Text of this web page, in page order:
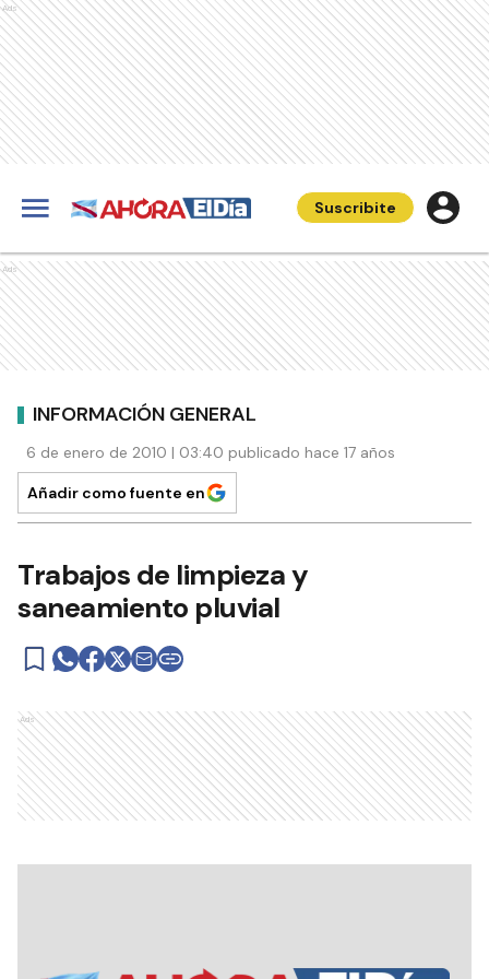
Ads
Suscribite
Ads
INFORMACIÓN GENERAL
6 de enero de 2010 | 03:40 publicado hace 17 años
Añadir como fuente en
Trabajos de limpieza y
saneamiento pluvial
Ads